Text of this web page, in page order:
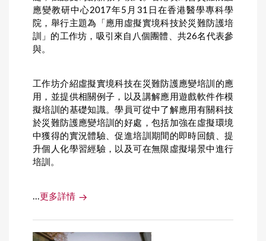
應變教研中心2017年5月31日在香港醫學專科學
院，舉行主題為「應用虛擬實境科技於災難防護培
訓」的工作坊，吸引來自八個團體、共26名代表參
與。
工作坊介紹虛擬實境科技在災難防護應變培訓的應
用，並提供相關例子，以及講解應用遊戲軟件作模
擬培訓的基礎知識。學員可從中了解應用有關科技
於災難防護應變培訓的好處，包括加強在虛擬環境
中獲得的實況體驗、促進培訓期間的即時回饋、提
升個人化學習經驗，以及可在無限虛擬場景中進行
培訓。
... 更多詳情